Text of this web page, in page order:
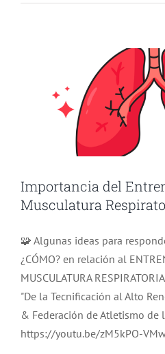
Importancia del
Musculatura
🧩 Algunas ideas para
¿CÓMO? en relación al
MUSCULATURA
"De la Tecnificación al Alto
& Federación de Atletismo de
https://youtu.be/zM5kPO-